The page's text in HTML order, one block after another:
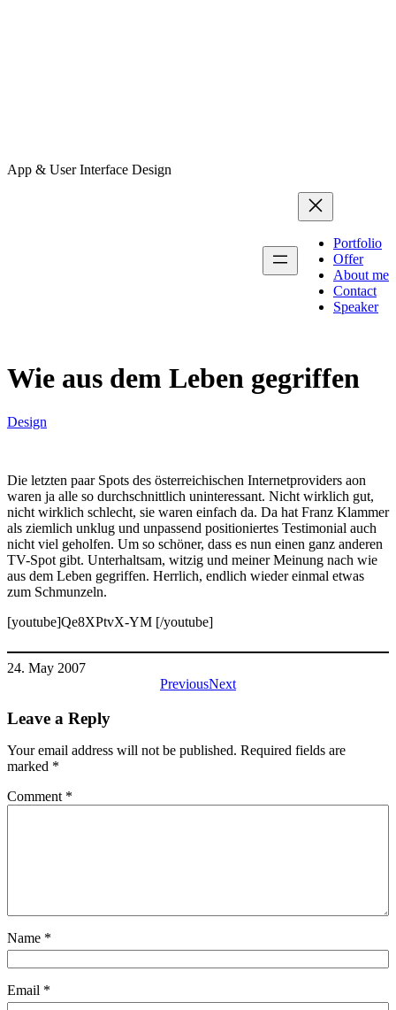
App & User Interface Design
Portfolio
Offer
About me
Contact
Speaker
Wie aus dem Leben gegriffen
Design
Die letzten paar Spots des österreichischen Internetproviders aon
waren ja alle so durchschnittlich uninteressant. Nicht wirklich gut,
nicht wirklich schlecht, sie waren einfach da. Da hat Franz Klammer
als ziemlich unklug und unpassend positioniertes Testimonial auch
nicht viel geholfen. Um so schöner, dass es nun einen ganz anderen
TV-Spot gibt. Unterhaltsam, witzig und meiner Meinung nach wie
aus dem Leben gegriffen. Herrlich, endlich wieder einmal etwas
zum Schmunzeln.
[youtube]Qe8XPtvX-YM [/youtube]
24. May 2007
PreviousNext
Leave a Reply
Your email address will not be published. Required fields are
marked *
Comment *
Name *
Email *